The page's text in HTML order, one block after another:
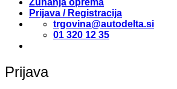
Zunanja oprema
Prijava / Registracija
trgovina@autodelta.si
01 320 12 35
Prijava